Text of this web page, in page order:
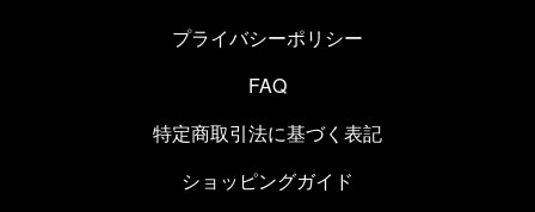
プライバシーポリシー
FAQ
特定商取引法に基づく表記
ショッピングガイド